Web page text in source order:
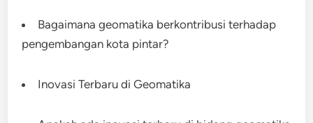
Bagaimana geomatika berkontribusi terhadap
pengembangan kota pintar?
Inovasi Terbaru di Geomatika